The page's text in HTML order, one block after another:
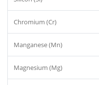
Chromium (Cr)
Manganese (Mn)
Magnesium (Mg)